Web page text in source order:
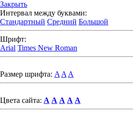
Закрыть
Интервал между буквами:
Стандартный Средний Большой
Шрифт:
Arial Times New Roman
Размер шрифта: A A A
Цвета сайта: A A A A A